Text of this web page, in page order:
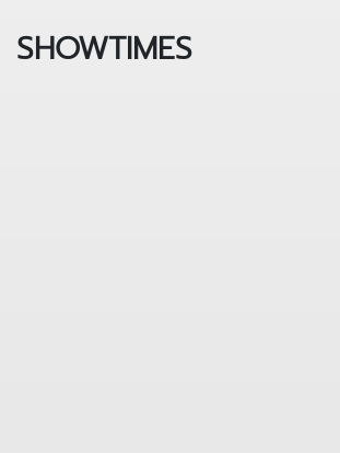
SHOWTIMES